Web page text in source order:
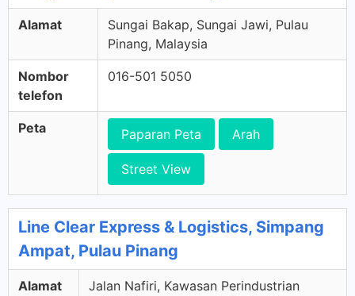
Alamat
Sungai Bakap, Sungai Jawi, Pulau
Pinang, Malaysia
Nombor
telefon
016-501 5050
Peta Paparan Peta Arah
Street View
Line Clear Express & Logistics, Simpang
Ampat, Pulau Pinang
Alamat
Jalan Nafiri, Kawasan Perindustrian